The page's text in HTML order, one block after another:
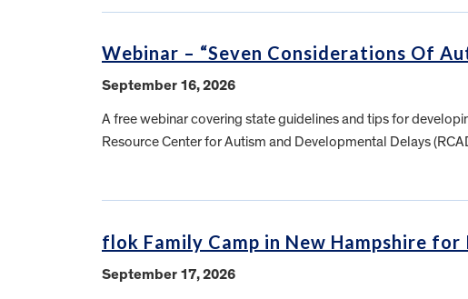
Webinar – “Seven Considerations Of
September 16, 2026
A free webinar covering state guidelines and tips for
Resource Center for Autism and Developmental Delays
flok Family Camp in New Hampshire
September 17, 2026